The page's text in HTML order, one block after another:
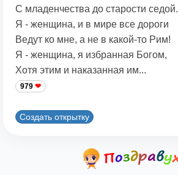
С младенчества до старости седой.
Я - женщина, и в мире все дороги
Ведут ко мне, а не в какой-то Рим!
Я - женщина, я избранная Богом,
Хотя этим и наказанная им...
979
Создать открытку